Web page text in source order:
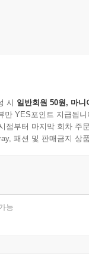
지 않고 집 뒤편으
방울을 주웠지요.
소녀의 손을 잡고
를 수 없어.”
였어요.
시 일반회원 50원, 마니
만 YES포인트 지급됩니
점부터 마지막 회차 주
패션 및 판매금지 상
능